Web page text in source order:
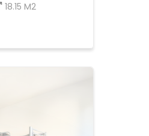
18.15 M2